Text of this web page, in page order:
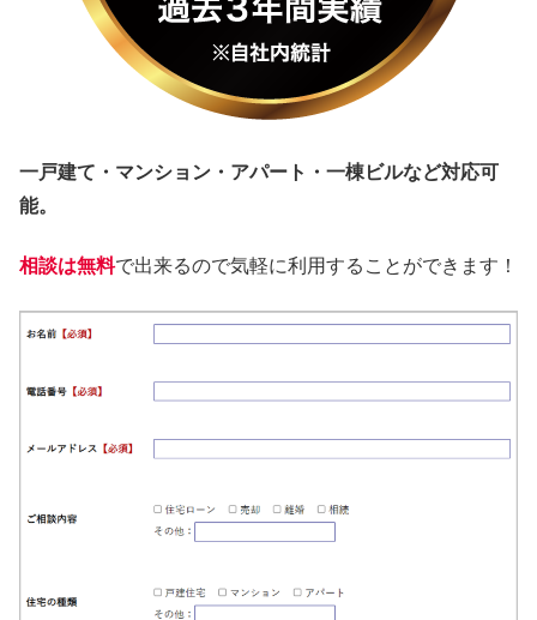
一戸建て・マンション・アパート・一棟ビルなど対応可
能。
相談は無料で出来るので気軽に利用することができます！